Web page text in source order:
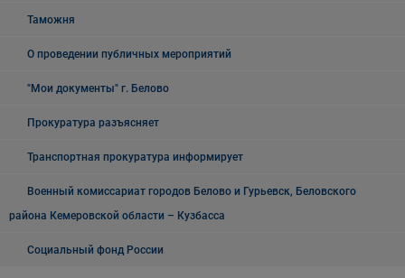
Таможня
О проведении публичных мероприятий
"Мои документы" г. Белово
Прокуратура разъясняет
Транспортная прокуратура информирует
Военный комиссариат городов Белово и Гурьевск, Беловского
района Кемеровской области – Кузбасса
Социальный фонд России